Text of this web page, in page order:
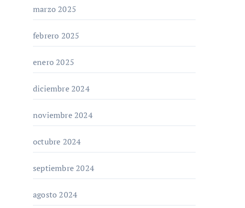
marzo 2025
febrero 2025
enero 2025
diciembre 2024
noviembre 2024
octubre 2024
septiembre 2024
agosto 2024